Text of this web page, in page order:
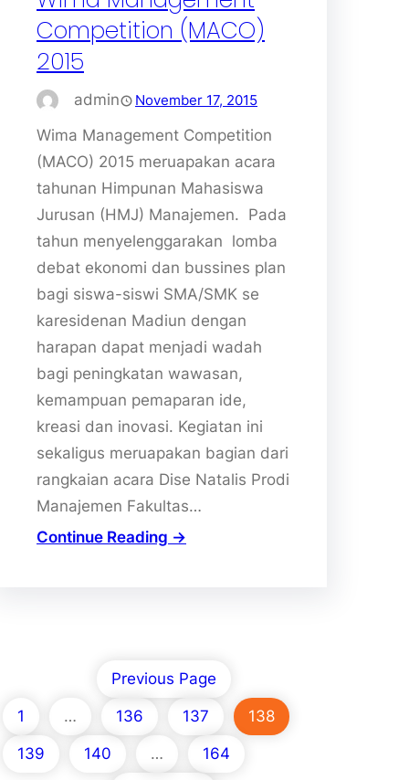
Competition (MACO)
2015
admin November 17, 2015
Wima Management Competition
(MACO) 2015 meruapakan acara
tahunan Himpunan Mahasiswa
Jurusan (HMJ) Manajemen. Pada
tahun menyelenggarakan lomba
debat ekonomi dan bussines plan
bagi siswa-siswi SMA/SMK se
karesidenan Madiun dengan
harapan dapat menjadi wadah
bagi peningkatan wawasan,
kemampuan pemaparan ide,
kreasi dan inovasi. Kegiatan ini
sekaligus meruapakan bagian dari
rangkaian acara Dise Natalis Prodi
Manajemen Fakultas…
Continue Reading →
Previous Page
1 … 136 137 138
139 140 … 164